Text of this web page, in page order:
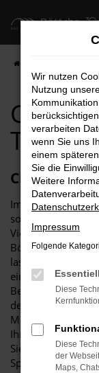
Zum
springen
Citroen
Top
Citroen C3
Im Grund
somit auch perfekt
Vielseitigkeit
Böttche wissen
lassen Sie gerne
einsteigen. Für
Beratung kommt
den Punkt. Wir
Motorisierung,
Ihnen passen und
Sie exakt das
Sprechen Sie uns
Wir nutzen
Nutzung
verarbeiten
wenn Sie uns
einem
Sie die
Weitere
Impressum
Folgende
Essentiell
Diese
Diese
der
Maps,